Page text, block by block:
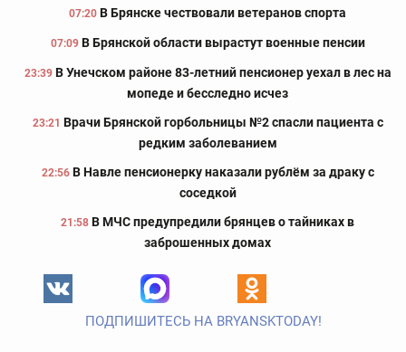
07:20 В Брянске чествовали ветеранов спорта
07:09 В Брянской области вырастут военные пенсии
23:39 В Унечском районе 83-летний пенсионер уехал в лес на
мопеде и бесследно исчез
23:21 Врачи Брянской горбольницы №2 спасли пациента с
редким заболеванием
22:56 В Навле пенсионерку наказали рублём за драку с
соседкой
21:58 В МЧС предупредили брянцев о тайниках в
заброшенных домах
ПОДПИШИТЕСЬ НА BRYANSKTODAY!